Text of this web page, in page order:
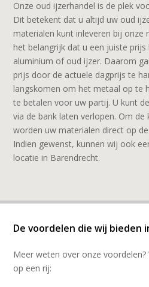
Onze oud ijzerhandel is de plek
Dit betekent dat u altijd uw oud
materialen kunt inleveren bij onze
het belangrijk dat u een juiste
aluminium of oud ijzer. Daarom
prijs door de actuele dagprijs te
langskomen om het metaal op te
te betalen voor uw partij. U kunt
via de bank laten verlopen. Om
worden uw materialen direct op
Indien gewenst, kunnen wij ook
locatie in Barendrecht.
De voordelen die wij bieden
Meer weten over onze
op een rij: